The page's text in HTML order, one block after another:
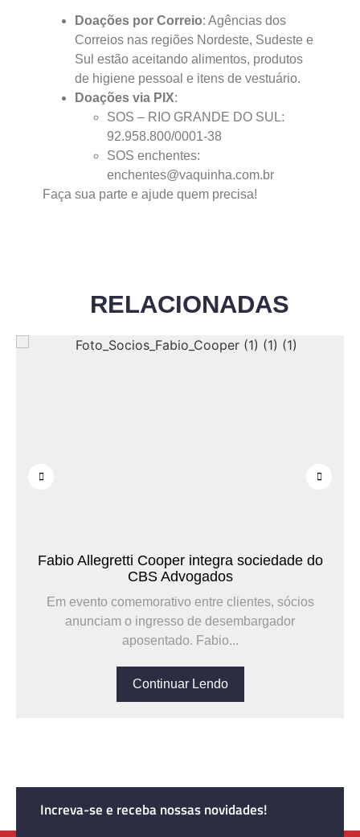
Doações por Correio: Agências dos
Correios nas regiões Nordeste, Sudeste e
Sul estão aceitando alimentos, produtos
de higiene pessoal e itens de vestuário.
Doações via PIX:
SOS – RIO GRANDE DO SUL:
92.958.800/0001-38
SOS enchentes:
enchentes@vaquinha.com.br
Faça sua parte e ajude quem precisa!
RELACIONADAS
Fabio Allegretti Cooper integra sociedade do
CBS Advogados
Em evento comemorativo entre clientes, sócios
anunciam o ingresso de desembargador
aposentado. Fabio...
Continuar Lendo
Increva-se e receba nossas novidades!